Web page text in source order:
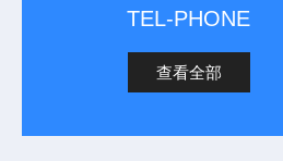
TEL-PHONE
查看全部